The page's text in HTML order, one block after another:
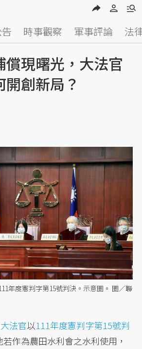
時事觀察 軍事評論 法
償現曙光，大法官
創新局？
年度憲判字第15號判決。示意圖。 圖／聯
大法官以111年度憲判字第15號判
作為農田水利會之水利使用，